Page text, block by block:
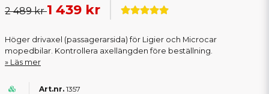
2 489 kr1 439 kr
Höger drivaxel (passagerarsida) för Ligier och Microcar
mopedbilar. Kontrollera axellängden före beställning.
Läs mer
1357